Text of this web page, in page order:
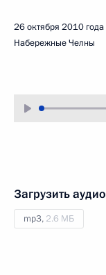
26 октября 2010 года
Набережные Челны
Загрузить аудио
mp3, 2.6 МБ